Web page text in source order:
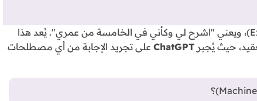
هو اختصار للعبارة الإنجليزية (Explain Like I'm 5)، ويعني "اشرح لي وكأني في الخامسة من عمري". يُعد هذا
حيث يُجبر ChatGPT على تجريد الإجابة من أي مصطلحات